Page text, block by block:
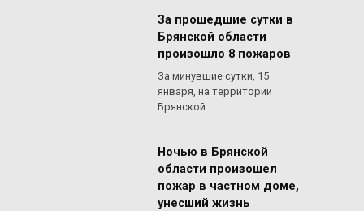
За прошедшие сутки в
Брянской области
произошло 8 пожаров
За минувшие сутки, 15
января, на территории
Брянской
Ночью в Брянской
области произошел
пожар в частном доме,
унесший жизнь